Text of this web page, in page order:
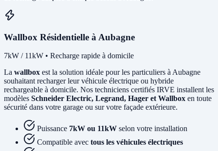
Wallbox Résidentielle à Aubagne
7kW / 11kW • Recharge rapide à domicile
La wallbox est la solution idéale pour les particuliers à Aubagne
souhaitant recharger leur véhicule électrique ou hybride
rechargeable à domicile. Nos techniciens certifiés IRVE installent les
modèles Schneider Electric, Legrand, Hager et Wallbox en toute
sécurité dans votre garage ou sur votre façade extérieure.
Puissance 7kW ou 11kW selon votre installation
Compatible avec tous les véhicules électriques